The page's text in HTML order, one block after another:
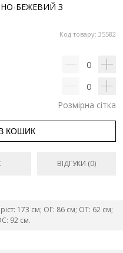
БЕЖЕВИЙ З
Код товару: 35582
0
0
Розмірна сітка
КОШИК
ВІДГУКИ (0)
173 см; ОГ: 86 см; ОТ: 62 см;
92 см.